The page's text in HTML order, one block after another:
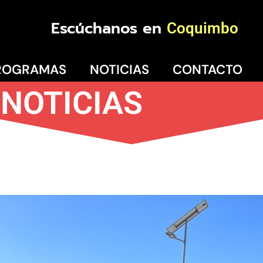
Escúchanos en Coquimbo
NOTICIAS CONTACTO
NOTICIAS